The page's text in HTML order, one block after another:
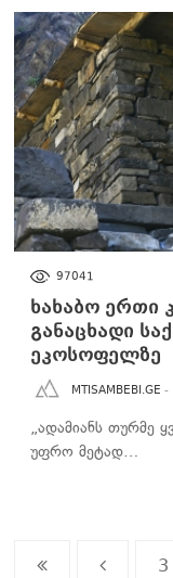
97041
ხახაბო ერთი
განაცხადი
ეკოსოფელზე
MTISAMBEBI.GE -
„ადამიანს თურმე
უფრო მეტად…
3